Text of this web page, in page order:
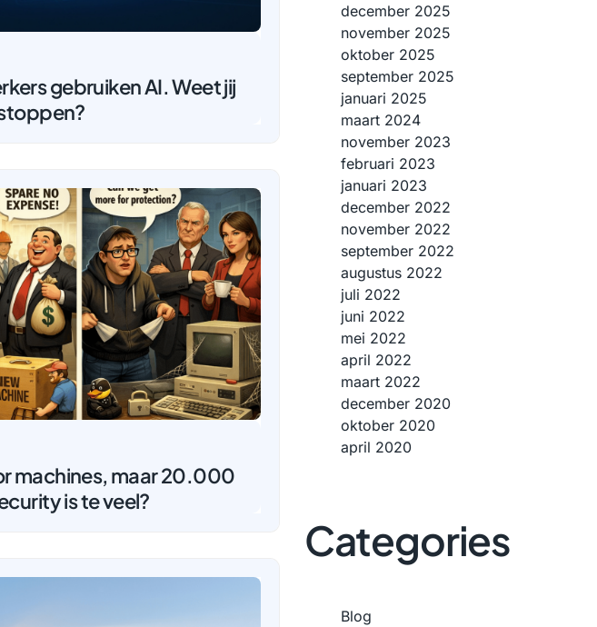
gebruiken AI. Weet jij
machines, maar 20.000
is te veel?
december 2025
november 2025
oktober 2025
september 2025
januari 2025
maart 2024
november 2023
februari 2023
januari 2023
december 2022
november 2022
september 2022
augustus 2022
juli 2022
juni 2022
mei 2022
april 2022
maart 2022
december 2020
oktober 2020
april 2020
Categories
Blog